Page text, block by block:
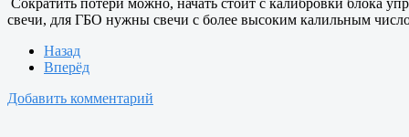
Сократить потери можно, начать стоит с калибровки блока
свечи, для ГБО нужны свечи с более высоким калильным
Назад
Вперёд
Добавить комментарий